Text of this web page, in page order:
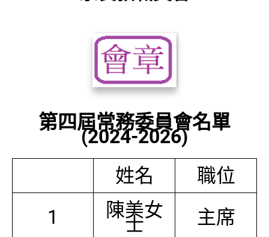
第四屆常務委員會名單
(2024-2026)
姓名
職位
1
陳美女
士 主席